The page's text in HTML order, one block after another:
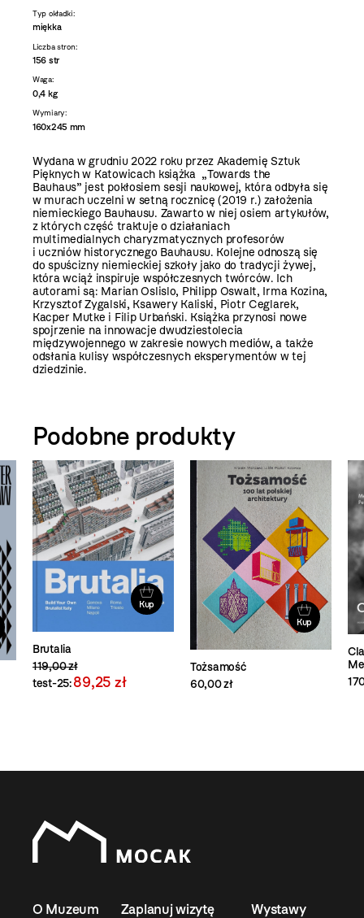
Typ okładki:
miękka
Liczba stron:
156 str
Waga:
0,4 kg
Wymiary:
160x245 mm
Wydana w grudniu 2022 roku przez Akademię Sztuk
Pięknych w Katowicach książka „Towards the
Bauhaus” jest pokłosiem sesji naukowej, która odbyła się
w murach uczelni w setną rocznicę (2019 r.) założenia
niemieckiego Bauhausu. Zawarto w niej osiem artykułów,
z których część traktuje o działaniach
multimedialnych charyzmatycznych profesorów
i uczniów historycznego Bauhausu. Kolejne odnoszą się
do spuścizny niemieckiej szkoły jako do tradycji żywej,
która wciąż inspiruje współczesnych twórców. Ich
autorami są: Marian Oslislo, Philipp Oswalt, Irma Kozina,
Krzysztof Zygalski, Ksawery Kaliski, Piotr Ceglarek,
Kacper Mutke i Filip Urbański. Książka przynosi nowe
spojrzenie na innowacje dwudziestolecia
międzywojennego w zakresie nowych mediów, a także
odsłania kulisy współczesnych eksperymentów w tej
dziedzinie.
Podobne produkty
Kup
Brutalia
119,00 zł
test-25:89,25 zł
Kup
Tożsamość
60,00 zł
O Muzeum Zaplanuj wizytę Wystawy